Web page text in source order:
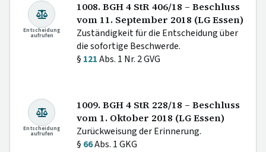
Entscheidung
aufrufen
1008. BGH 4 StR 406/18 – Beschluss
vom 11. September 2018 (LG Essen)
Zuständigkeit für die Entscheidung über
die sofortige Beschwerde.
§ 121Abs. 1 Nr. 2 GVG
Entscheidung
aufrufen
1009. BGH 4 StR 228/18 – Beschluss
vom 1. Oktober 2018 (LG Essen)
Zurückweisung der Erinnerung.
§ 66Abs. 1 GKG